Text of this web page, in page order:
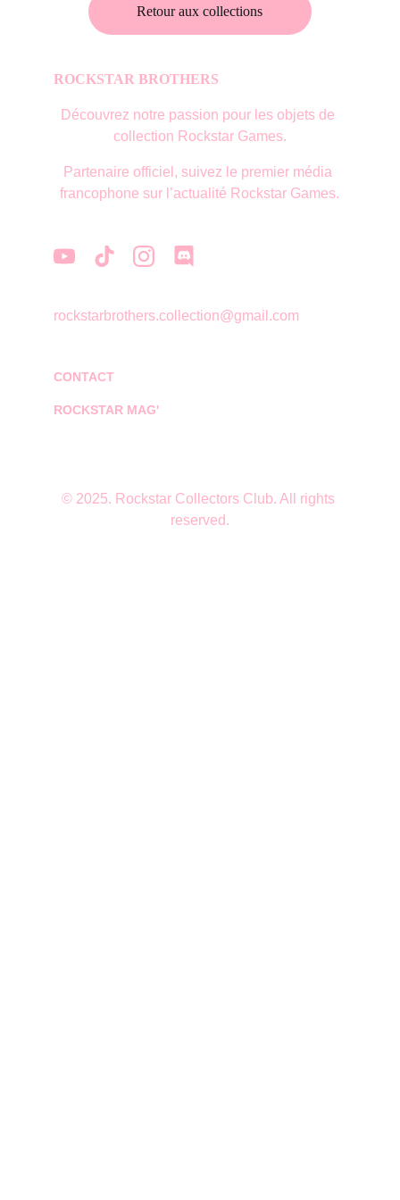
Retour aux collections
ROCKSTAR BROTHERS
Découvrez notre passion pour les objets de
collection Rockstar Games.
CONTACT
rockstarbrothers.collection@gmail.com
© 2025. Rockstar Collectors Club. All rights
reserved.
ROCKSTAR MAG'
Partenaire officiel, suivez le premier média
francophone sur l’actualité Rockstar Games.